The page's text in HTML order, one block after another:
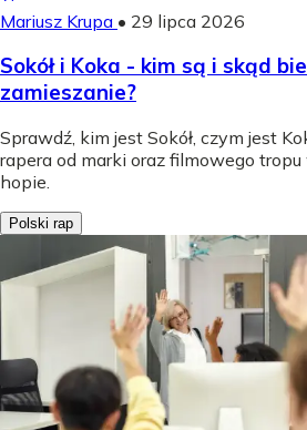
Mariusz Krupa • 29 lipca 2026
Sokół i Koka - kim są i skąd
zamieszanie?
Sprawdź, kim jest Sokół, czym jest
rapera od marki oraz filmowego
hopie.
Polski rap